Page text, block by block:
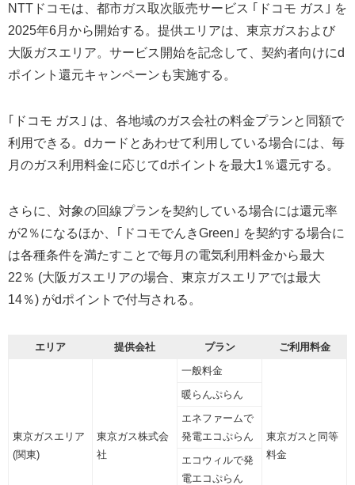
NTTドコモは、都市ガス取次販売サービス ｢ドコモ ガス｣ を
2025年6月から開始する。提供エリアは、東京ガスおよび
大阪ガスエリア。サービス開始を記念して、契約者向けにd
ポイント還元キャンペーンも実施する。
｢ドコモ ガス｣ は、各地域のガス会社の料金プランと同額で
利用できる。dカードとあわせて利用している場合には、毎
月のガス利用料金に応じてdポイントを最大1％還元する。
さらに、対象の回線プランを契約している場合には還元率
が2％になるほか、｢ドコモでんきGreen｣ を契約する場合に
は各種条件を満たすことで毎月の電気利用料金から最大
22％ (大阪ガスエリアの場合、東京ガスエリアでは最大
14％) がdポイントで付与される。
エリア 提供会社 プラン ご利用料金
東京ガスエリア
(関東)
東京ガス株式会
社
一般料金
東京ガスと同等
料金
暖らんぷらん
エネファームで
発電エコぷらん
エコウィルで発
電エコぷらん